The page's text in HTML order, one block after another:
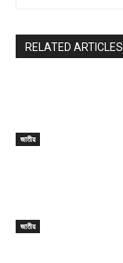
RELATED ARTICLES
জাতীয়
জাতীয়